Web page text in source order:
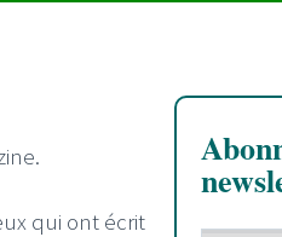
qui ont écrit